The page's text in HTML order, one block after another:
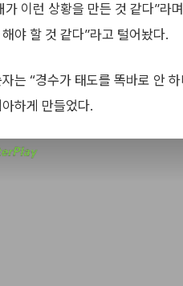
가 이런 상황을 만든 것 같다”라
야 할 것 같다”라고 털어놨다.
는 “경수가 태도를 똑바로 안
하게 만들었다.